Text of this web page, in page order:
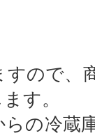
ので、
す。
の冷蔵